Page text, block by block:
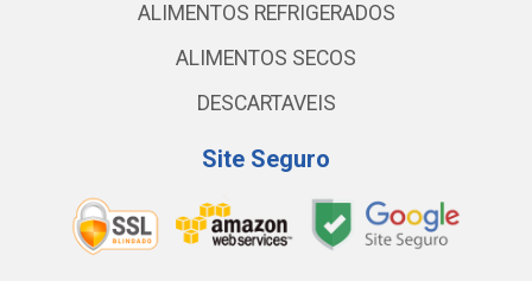
ALIMENTOS REFRIGERADOS
ALIMENTOS SECOS
DESCARTAVEIS
Site Seguro